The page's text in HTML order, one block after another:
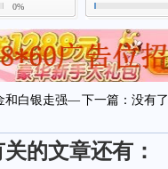
0%
和白银走强—下一篇：没有了
的文章还有：